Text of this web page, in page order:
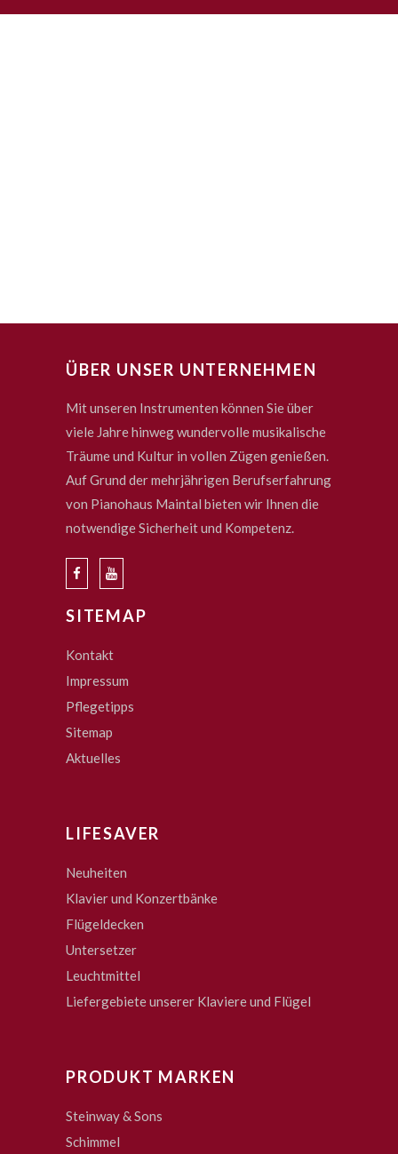
ÜBER UNSER UNTERNEHMEN
Mit unseren Instrumenten können Sie über
viele Jahre hinweg wundervolle musikalische
Träume und Kultur in vollen Zügen genießen.
Auf Grund der mehrjährigen Berufserfahrung
von Pianohaus Maintal bieten wir Ihnen die
notwendige Sicherheit und Kompetenz.
SITEMAP
Kontakt
Impressum
Pflegetipps
Sitemap
Aktuelles
LIFESAVER
Neuheiten
Klavier und Konzertbänke
Flügeldecken
Untersetzer
Leuchtmittel
Liefergebiete unserer Klaviere und Flügel
PRODUKT MARKEN
Steinway & Sons
Schimmel